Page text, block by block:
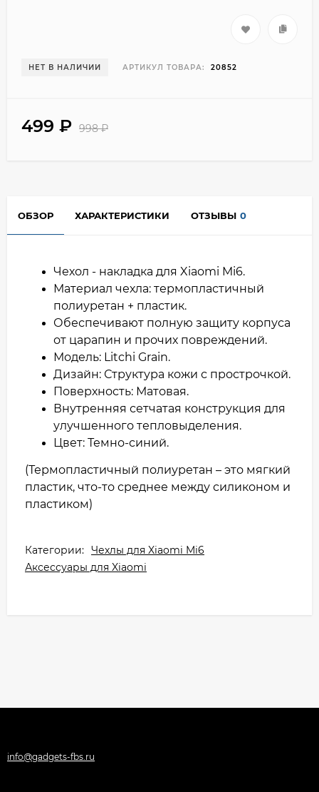
НЕТ В НАЛИЧИИ АРТИКУЛ ТОВАРА: 20852
499 ₽ 998₽
ОБЗОР ХАРАКТЕРИСТИКИ ОТЗЫВЫ 0
Чехол - накладка для Xiaomi Mi6.
Материал чехла: термопластичный
полиуретан + пластик.
Обеспечивают полную защиту корпуса
от царапин и прочих повреждений.
Модель: Litchi Grain.
Дизайн: Структура кожи с прострочкой.
Поверхность: Матовая.
Внутренняя сетчатая конструкция для
улучшенного тепловыделения.
Цвет: Темно-синий.
(Термопластичный полиуретан – это мягкий
пластик, что-то среднее между силиконом и
пластиком)
Категории: Чехлы для Xiaomi Mi6
Аксессуары для Xiaomi
info@gadgets-fbs.ru